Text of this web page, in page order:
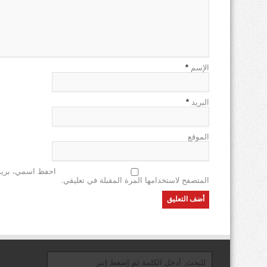
الإسم *
البريد *
الموقع
احفظ اسمي،
المتصفح لاستخدامها المرة المقبلة في تعليقي.